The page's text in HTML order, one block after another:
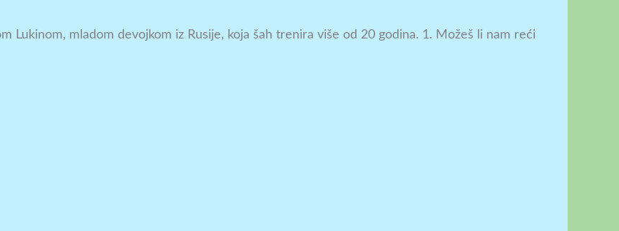
Lukinom, mladom devojkom iz Rusije, koja šah trenira više od 20 godina. 1. Možeš li nam reći